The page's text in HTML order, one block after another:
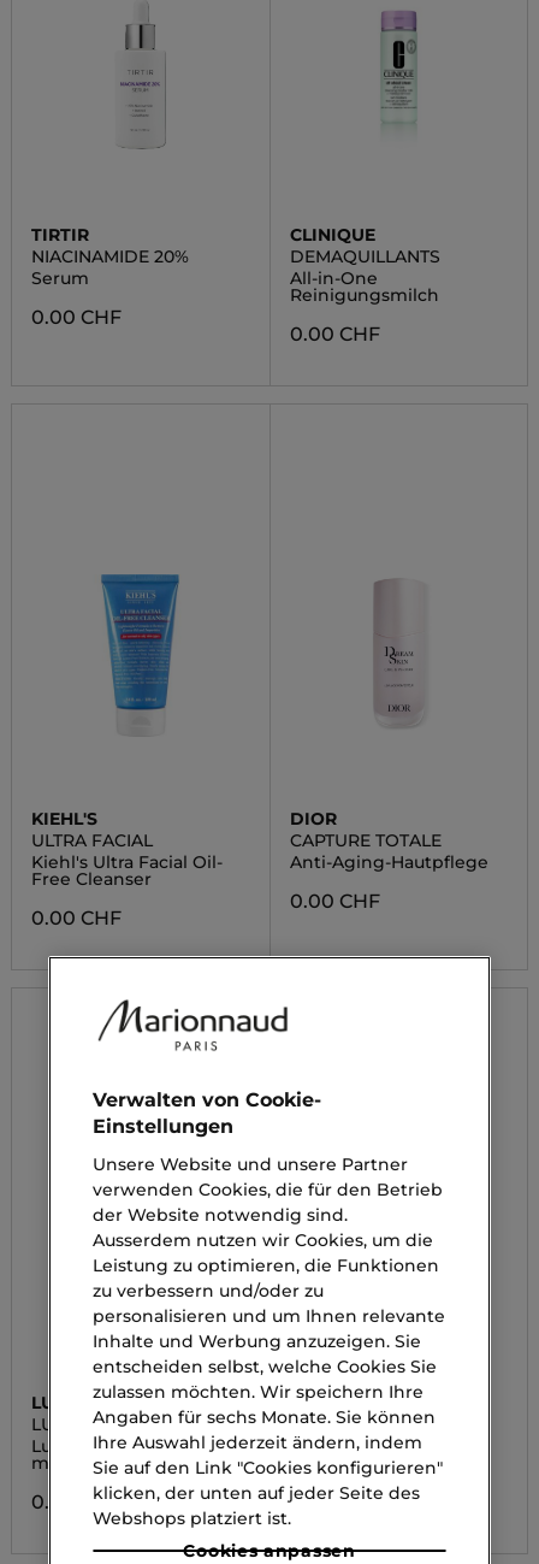
TIRTIR
NIACINAMIDE 20%
Serum
0.00 CHF
CLINIQUE
DEMAQUILLANTS
All-in-One
Reinigungsmilch
0.00 CHF
KIEHL'S
ULTRA FACIAL
Kiehl's Ultra Facial Oil-
Free Cleanser
0.00 CHF
DIOR
CAPTURE TOTALE
Anti-Aging-Hautpflege
0.00 CHF
LUBEX ANTI-AGE
LUBEX PEELING
Lubex anti-age Peeling
mit 2-Phasen-Wirkung
0.00 CHF
LA MER
GENAISSANCE DE LA
MER
The Serum Essence
0.00 CHF
Verwalten von Cookie-
Einstellungen
Unsere Website und unsere Partner
verwenden Cookies, die für den Betrieb
der Website notwendig sind.
Ausserdem nutzen wir Cookies, um die
Leistung zu optimieren, die Funktionen
zu verbessern und/oder zu
personalisieren und um Ihnen relevante
Inhalte und Werbung anzuzeigen. Sie
entscheiden selbst, welche Cookies Sie
zulassen möchten. Wir speichern Ihre
Angaben für sechs Monate. Sie können
Ihre Auswahl jederzeit ändern, indem
Sie auf den Link "Cookies konfigurieren"
klicken, der unten auf jeder Seite des
Webshops platziert ist.
Cookies anpassen